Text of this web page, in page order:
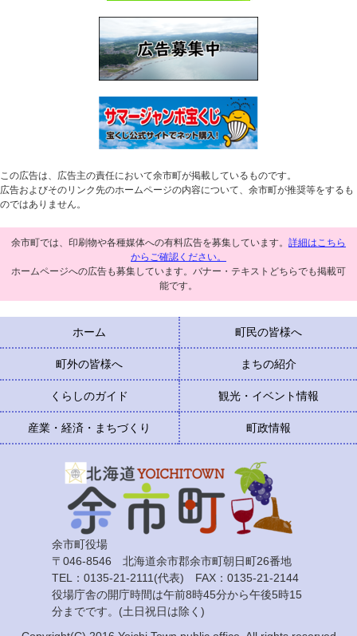
この広告は、広告主の責任において余市町が掲載しているものです。
広告およびそのリンク先のホームページの内容について、余市町が推奨等をするも
のではありません。
余市町では、印刷物や各種媒体への有料広告を募集しています。 詳細はこちら
からご確認ください。
ホームページへの広告も募集しています。バナー・テキストどちらでも掲載可
能です。
ホーム 町民の皆様へ
町外の皆様へ まちの紹介
くらしのガイド 観光・イベント情報
産業・経済・まちづくり 町政情報
余市町役場
〒046-8546 北海道余市郡余市町朝日町26番地
TEL：0135-21-2111(代表) FAX：0135-21-2144
役場庁舎の開庁時間は午前8時45分から午後5時15
分までです。(土日祝日は除く)